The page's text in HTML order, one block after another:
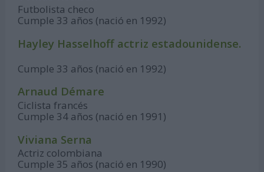
Futbolista checo
Cumple 33 años (nació en 1992)
Hayley Hasselhoff actriz estadounidense.
Cumple 33 años (nació en 1992)
Arnaud Démare
Ciclista francés
Cumple 34 años (nació en 1991)
Viviana Serna
Actriz colombiana
Cumple 35 años (nació en 1990)